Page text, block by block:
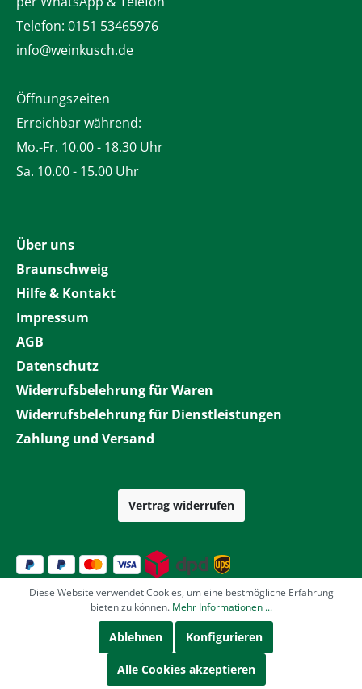
Telefon: 0151 53465976
info@weinkusch.de
Öffnungszeiten
Erreichbar während:
Mo.-Fr. 10.00 - 18.30 Uhr
Sa. 10.00 - 15.00 Uhr
Über uns
Braunschweig
Hilfe & Kontakt
Impressum
AGB
Datenschutz
Widerrufsbelehrung für Waren
Widerrufsbelehrung für Dienstleistungen
Zahlung und Versand
Vertrag widerrufen
Diese Website verwendet Cookies, um eine bestmögliche Erfahrung
bieten zu können. Mehr Informationen ...
Ablehnen Konfigurieren
Alle Cookies akzeptieren